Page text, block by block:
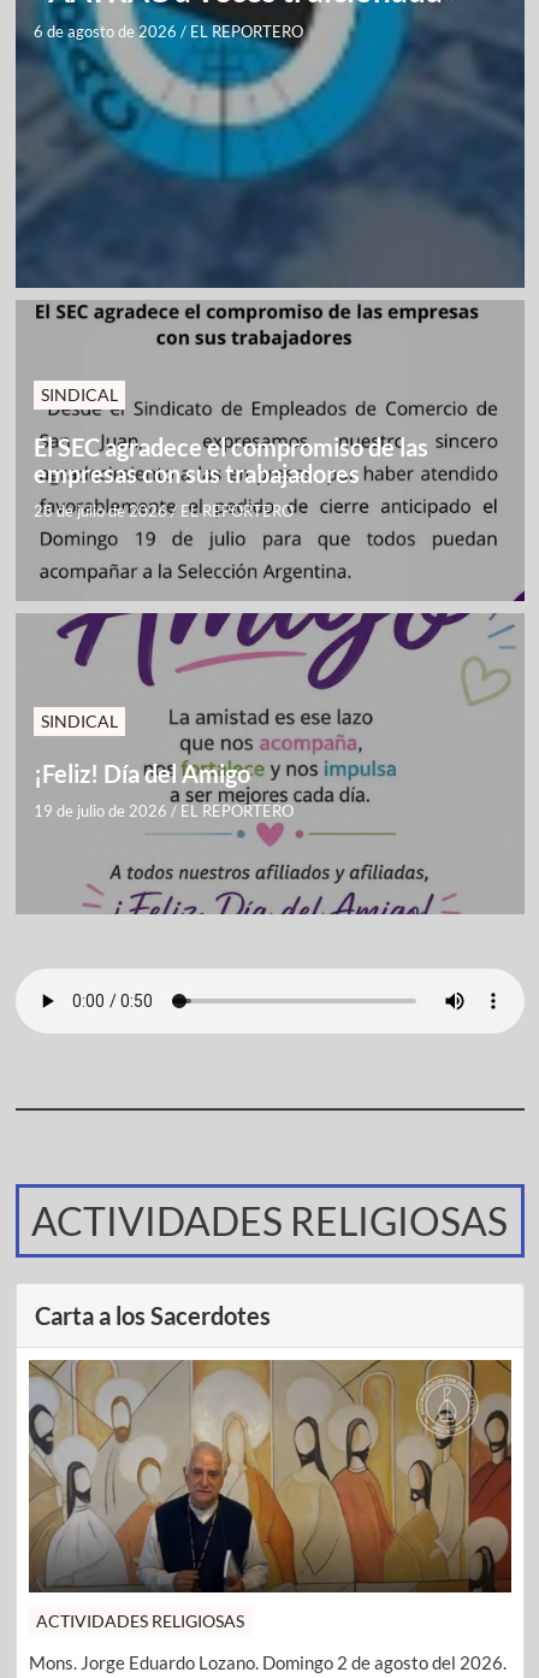
6 de agosto de 2026 / EL REPORTERO
SINDICAL
El SEC agradece el compromiso de las
empresas con sus trabajadores
28 de julio de 2026/ EL REPORTERO
SINDICAL
¡Feliz! Día del Amigo
19 de julio de 2026 / EL REPORTERO
ACTIVIDADES RELIGIOSAS
Carta a los Sacerdotes
ACTIVIDADES RELIGIOSAS
Mons. Jorge Eduardo Lozano. Domingo 2 de agosto del 2026.